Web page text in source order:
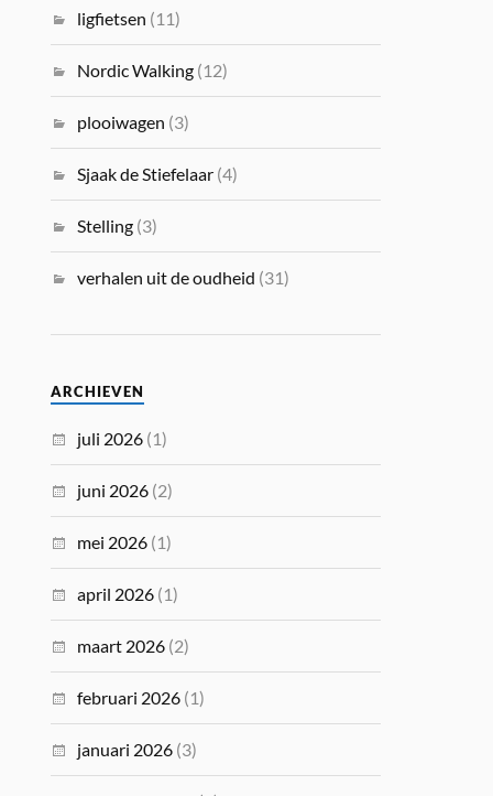
ligfietsen (11)
Nordic Walking (12)
plooiwagen (3)
Sjaak de Stiefelaar (4)
Stelling (3)
verhalen uit de oudheid (31)
ARCHIEVEN
juli 2026 (1)
juni 2026 (2)
mei 2026 (1)
april 2026 (1)
maart 2026 (2)
februari 2026 (1)
januari 2026 (3)